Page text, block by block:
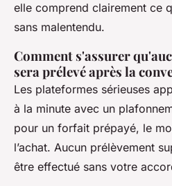
elle comprend clairement ce
sans malentendu.
Comment s'assurer
sera prélevé après la
Les plateformes sérieuses
à la minute avec un
pour un forfait prépayé, le
l’achat. Aucun prélèvement
être effectué sans votre